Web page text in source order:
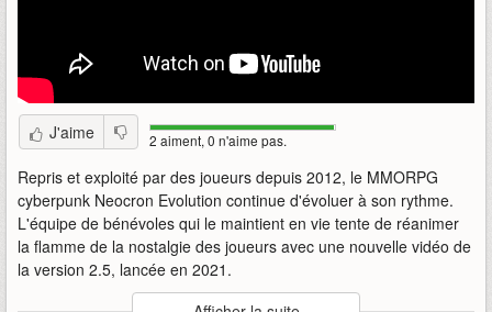
J'aime 2 aiment, 0 n'aime pas.
Repris et exploité par des joueurs depuis 2012, le MMORPG
cyberpunk Neocron Evolution continue d'évoluer à son rythme.
L'équipe de bénévoles qui le maintient en vie tente de réanimer
la flamme de la nostalgie des joueurs avec une nouvelle vidéo de
la version 2.5, lancée en 2021.
Auteur
Neocron Support Team